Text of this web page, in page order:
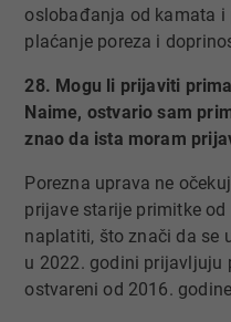
oslobađanja od kamata i
plaćanje poreza i
28. Mogu li prijaviti
Naime, ostvario sam
znao da ista moram
Porezna uprava ne
prijave starije primitke
naplatiti, što znači da se
u 2022. godini prijavljuju
ostvareni od 2016.